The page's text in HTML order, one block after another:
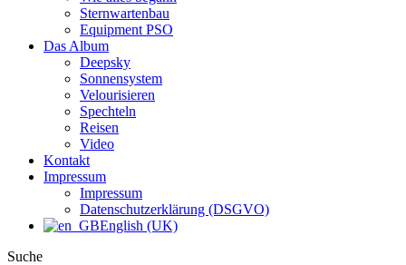
Sternwartenbau
Equipment PSO
Das Album
Deepsky
Sonnensystem
Velourisieren
Spechteln
Reisen
Video
Kontakt
Impressum
Impressum
Datenschutzerklärung (DSGVO)
English (UK)
Suche